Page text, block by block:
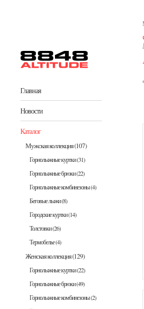
Главная
Новости
Каталог
Мужская коллекция(107)
Горнолыжные куртки(31)
Горнолыжные брюки(22)
Горнолыжные комбинезоны(4)
Беговые лыжи(8)
Городские куртки(14)
Толстовки(26)
Термобелье(4)
Женская коллекция(129)
Горнолыжные куртки(22)
Горнолыжные брюки(49)
Горнолыжные комбинезоны(2)